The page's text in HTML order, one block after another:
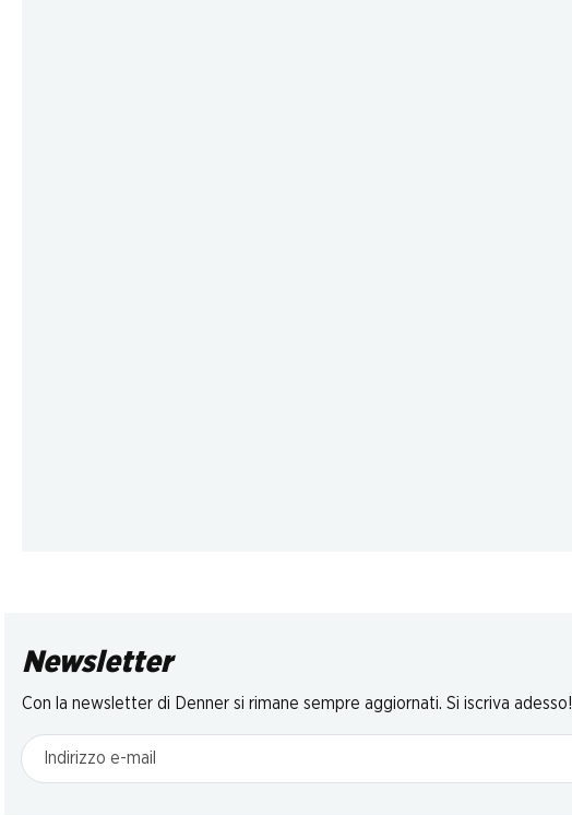
Newsletter
Con la newsletter di Denner si rimane sempre aggiornati. Si iscriva adesso!
Indirizzo e-mail